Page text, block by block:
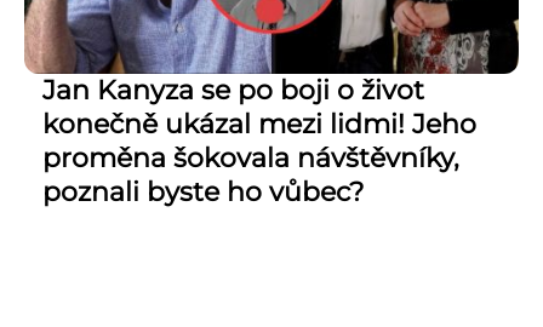
Jan Kanyza se po boji o život
konečně ukázal mezi lidmi! Jeho
proměna šokovala návštěvníky,
poznali byste ho vůbec?